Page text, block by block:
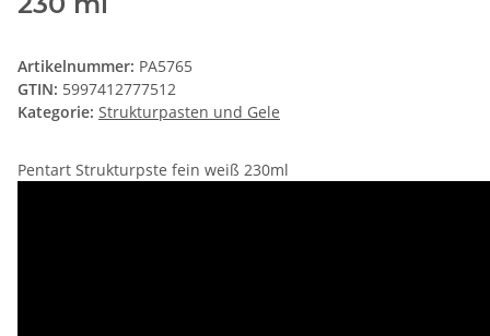
Artikelnummer: PA5765
GTIN: 5997412777512
Kategorie: Strukturpasten und Gele
Pentart Strukturpste fein weiß 230ml